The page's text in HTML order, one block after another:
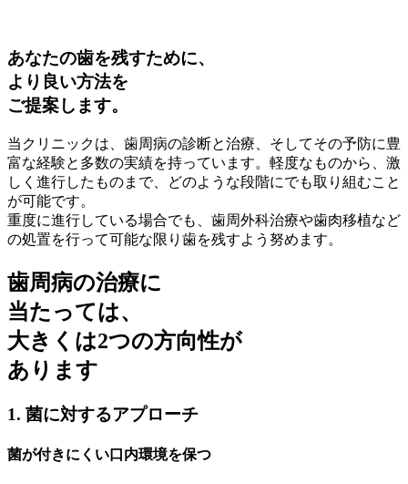
あなたの歯を残すために、
より良い方法を
ご提案します。
当クリニックは、歯周病の診断と治療、そしてその予防に豊
富な経験と多数の実績を持っています。軽度なものから、激
しく進行したものまで、どのような段階にでも取り組むこと
が可能です。
重度に進行している場合でも、歯周外科治療や歯肉移植など
の処置を行って可能な限り歯を残すよう努めます。
歯周病の治療に
当たっては、
大きくは2つの方向性が
あります
1. 菌に対するアプローチ
菌が付きにくい口内環境を保つ